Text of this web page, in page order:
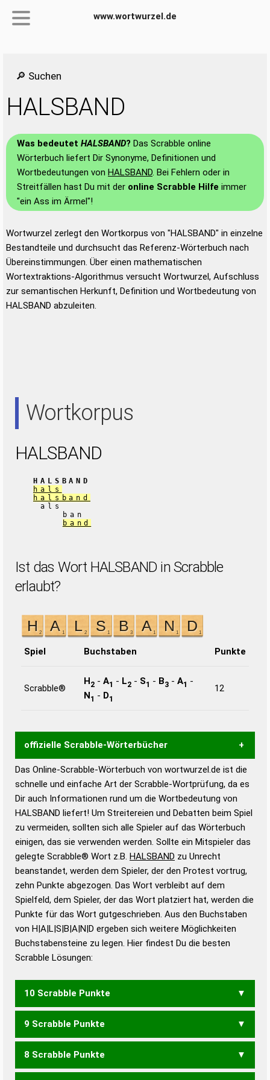
www.wortwurzel.de
🔎 Suchen
HALSBAND
Was bedeutet HALSBAND? Das Scrabble online
Wörterbuch liefert Dir Synonyme, Definitionen und
Wortbedeutungen von HALSBAND. Bei Fehlern oder in
Streitfällen hast Du mit der online Scrabble Hilfe immer
"ein Ass im Ärmel"!
Wortwurzel zerlegt den Wortkorpus von "HALSBAND" in einzelne
Bestandteile und durchsucht das Referenz-Wörterbuch nach
Übereinstimmungen. Über einen mathematischen
Wortextraktions-Algorithmus versucht Wortwurzel, Aufschluss
zur semantischen Herkunft, Definition und Wortbedeutung von
HALSBAND abzuleiten.
Wortkorpus
HALSBAND
HALSBAND
hals
halsband
als
ban
band
Ist das Wort HALSBAND in Scrabble
erlaubt?
Spiel Buchstaben Punkte
Scrabble®
H2 - A1 - L2 - S1 - B3 - A1 -
N1 - D1
12
offizielle Scrabble-Wörterbücher
Wortwurzel liefert mit Hilfe eines semantischen
Wortanalyse-Algorithmus gute Anhaltspunkte zu
Wortbedeutung, Worttrennung und Wortform, um die
Gültigkeit eines Wortes für das Scrabble-Spiel zu
bestimmen!
zugelassene Turnier Scrabble-
Wörterbücher sind:
Duden – Standardwerk in 12 Bänden
Duden – Richtiges und gutes
Deutsch
Duden – Die deutsche Grammatik
Duden – Deutsches
Das Online-Scrabble-Wörterbuch von wortwurzel.de ist die
schnelle und einfache Art der Scrabble-Wortprüfung, da es
Dir auch Informationen rund um die Wortbedeutung von
HALSBAND liefert! Um Streitereien und Debatten beim Spiel
zu vermeiden, sollten sich alle Spieler auf das Wörterbuch
einigen, das sie verwenden werden. Sollte ein Mitspieler das
gelegte Scrabble® Wort z.B. HALSBAND zu Unrecht
beanstandet, werden dem Spieler, der den Protest vortrug,
zehn Punkte abgezogen. Das Wort verbleibt auf dem
Spielfeld, dem Spieler, der das Wort platziert hat, werden die
Punkte für das Wort gutgeschrieben. Aus den Buchstaben
von H|A|L|S|B|A|N|D ergeben sich weitere Möglichkeiten
Buchstabensteine zu legen. Hier findest Du die besten
Scrabble Lösungen:
10 Scrabble Punkte
SALBAND
9 Scrabble Punkte
ABSAHN BANDLS LANDAB
8 Scrabble Punkte